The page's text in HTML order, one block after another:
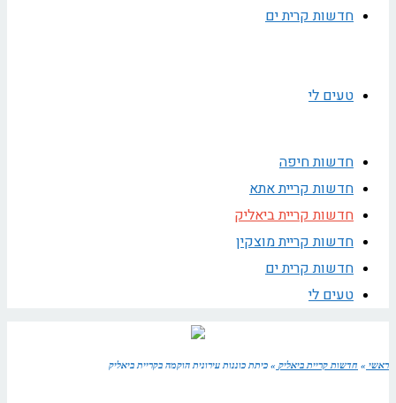
חדשות קרית ים
טעים לי
חדשות חיפה
חדשות קריית אתא
חדשות קריית ביאליק
חדשות קריית מוצקין
חדשות קרית ים
טעים לי
ראשי » חדשות קריית ביאליק » כיתת כוננות עירונית הוקמה בקריית ביאליק